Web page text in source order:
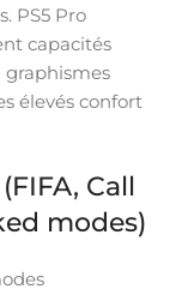
PS5 Pro
capacités
graphismes
élevés confort
Call
modes)